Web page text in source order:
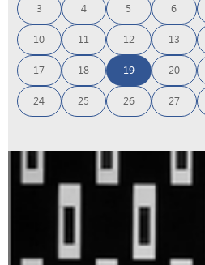
3 4 5 6
10 11 12 13
17 18 19 20
24 25 26 27